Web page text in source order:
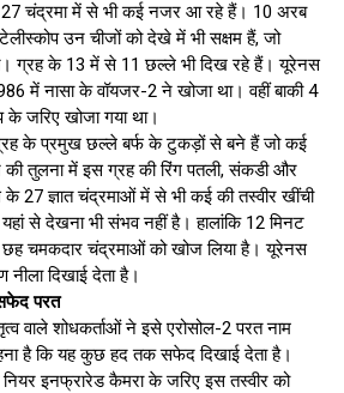
चंद्रमा में से भी कई नजर आ रहे हैं। 10 अरब
उन चीजों को देखे में भी सक्षम हैं, जो
ग्रह के 13 में से 11 छल्ले भी दिख रहे हैं। यूरेनस
में नासा के वॉयजर-2 ने खोजा था। वहीं बाकी 4
जरिए खोजा गया था।
के प्रमुख छल्ले बर्फ के टुकड़ों से बने हैं जो कई
की तुलना में इस ग्रह की रिंग पतली, संकडी और
27 ज्ञात चंद्रमाओं में से भी कई की तस्वीर खींची
से देखना भी संभव नहीं है। हालांकि 12 मिनट
चमकदार चंद्रमाओं को खोज लिया है। यूरेनस
दिखाई देता है।
परत
वाले शोधकर्ताओं ने इसे एरोसोल-2 परत नाम
है कि यह कुछ हद तक सफेद दिखाई देता है।
इनफ्रारेड कैमरा के जरिए इस तस्वीर को